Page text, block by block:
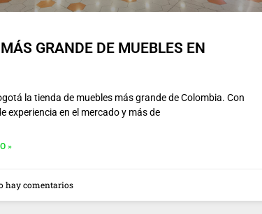
GRANDE DE MUEBLES EN
la tienda de muebles más grande de Colombia. Con
experiencia en el mercado y más de
»
hay comentarios